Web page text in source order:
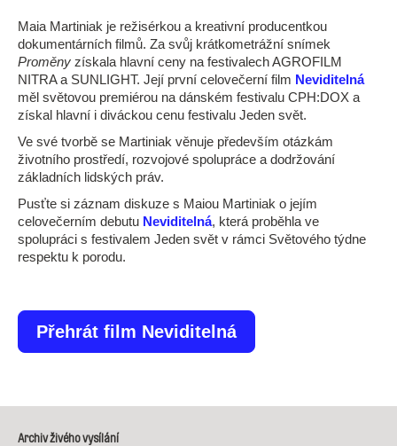
Maia Martiniak je režisérkou a kreativní producentkou
dokumentárních filmů. Za svůj krátkometrážní snímek
Proměny získala hlavní ceny na festivalech AGROFILM
NITRA a SUNLIGHT. Její první celovečerní film Neviditelná
měl světovou premiérou na dánském festivalu CPH:DOX a
získal hlavní i diváckou cenu festivalu Jeden svět.
Ve své tvorbě se Martiniak věnuje především otázkám
životního prostředí, rozvojové spolupráce a dodržování
základních lidských práv.
Pusťte si záznam diskuze s Maiou Martiniak o jejím
celovečerním debutu Neviditelná, která proběhla ve
spolupráci s festivalem Jeden svět v rámci Světového týdne
respektu k porodu.
Přehrát film Neviditelná
Archiv živého vysílání